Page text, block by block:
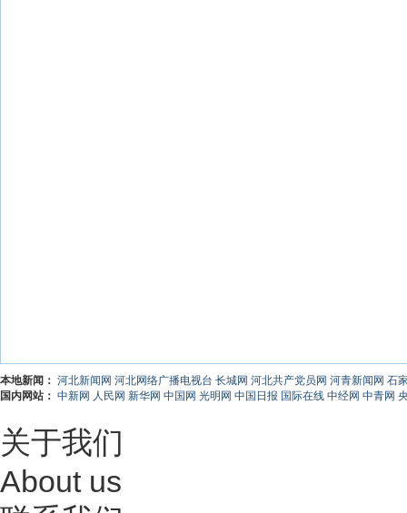
本地新闻： 河北新闻网 河北网络广播电视台 长城网 河北共产党员网 河青新闻网 石
国内网站： 中新网 人民网 新华网 中国网 光明网 中国日报 国际在线 中经网 中青网
关于我们
About us